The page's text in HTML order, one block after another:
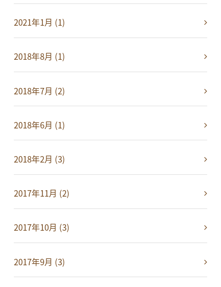
2021年1月 (1)
2018年8月 (1)
2018年7月 (2)
2018年6月 (1)
2018年2月 (3)
2017年11月 (2)
2017年10月 (3)
2017年9月 (3)